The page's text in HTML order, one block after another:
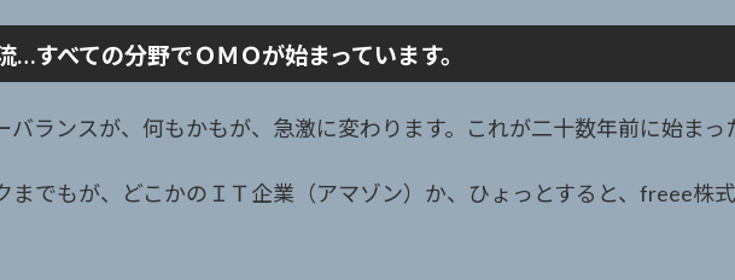
すべての分野でＯＭＯが始まっています。
バランスが、何もかもが、急激に変わります。これが二十数年前に始ま
までもが、どこかのＩＴ企業（アマゾン）か、ひょっとすると、freee株